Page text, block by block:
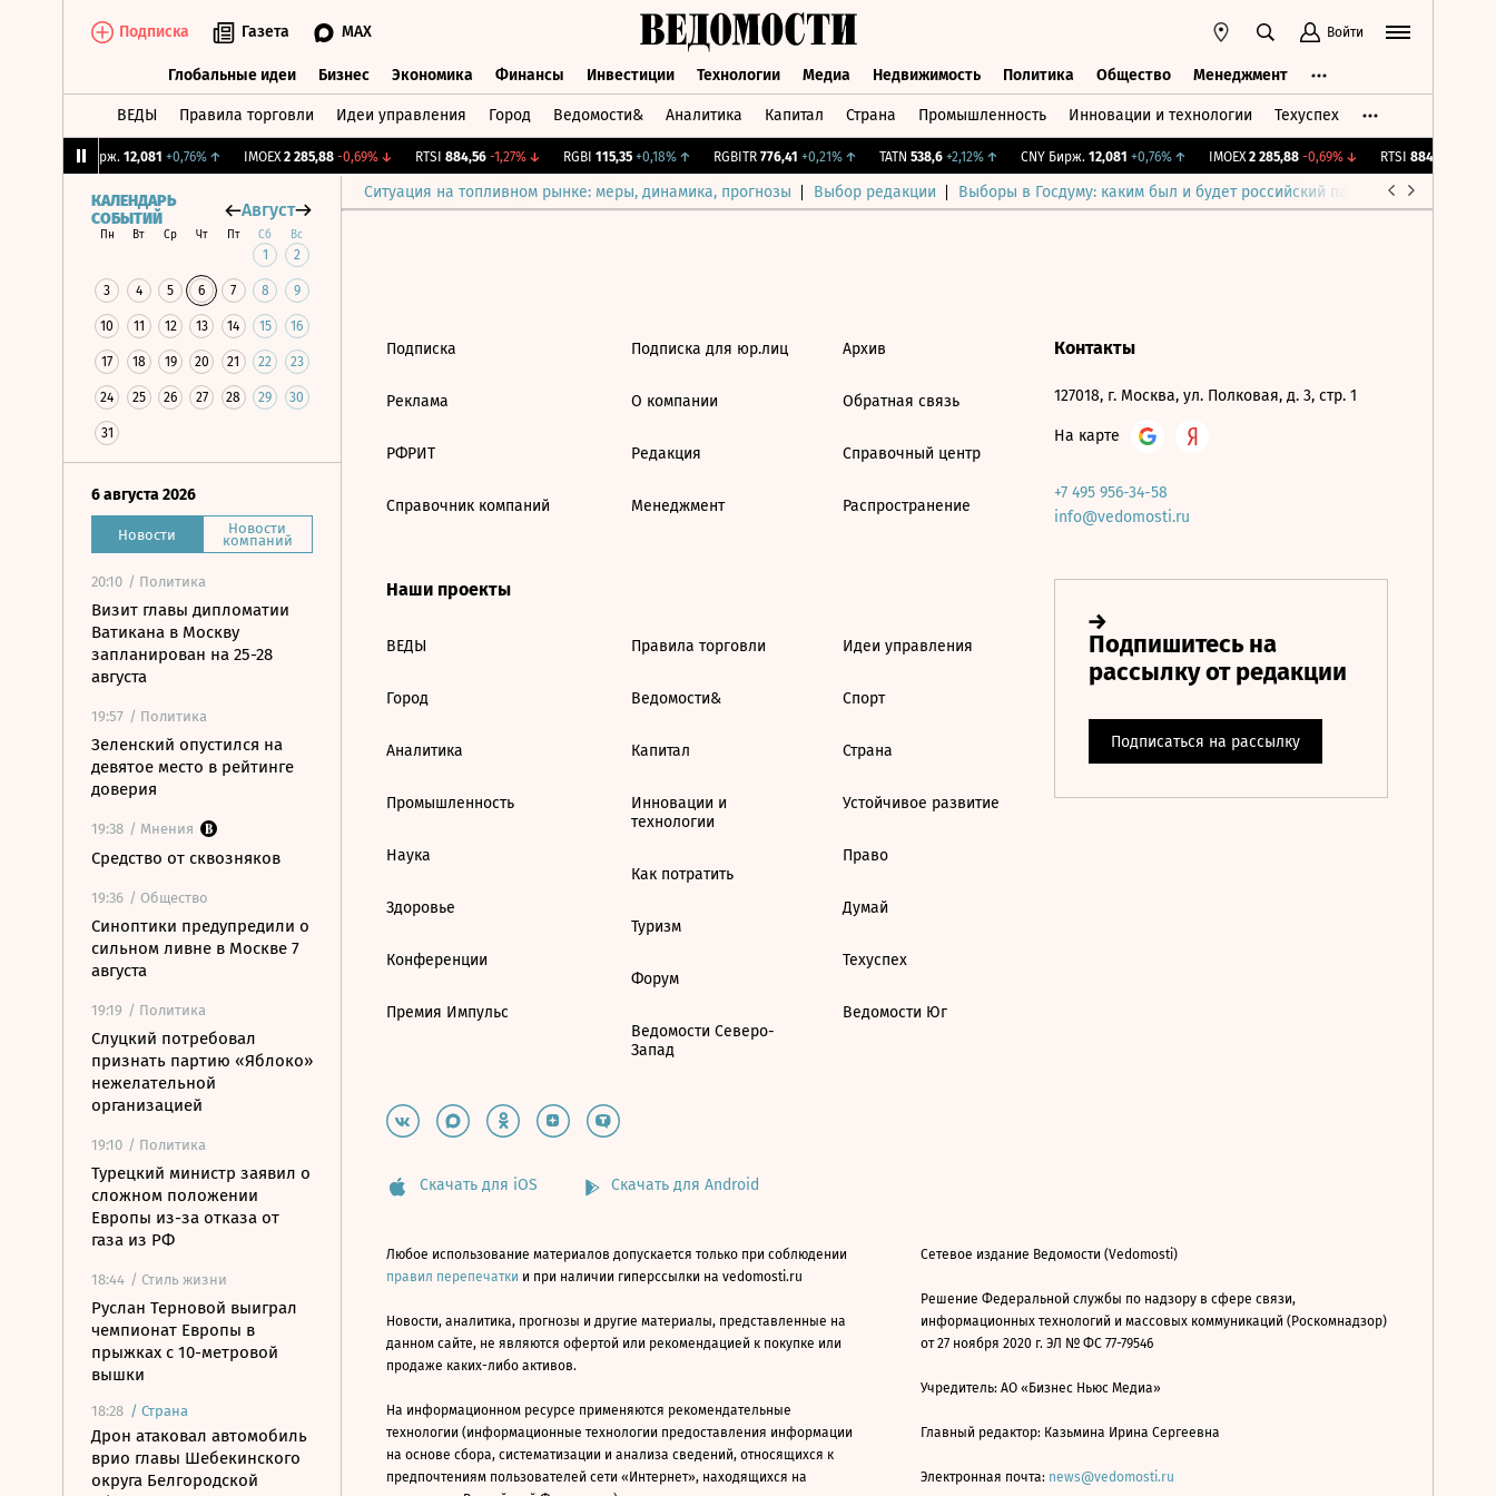
Подписка Газета MAX Войти
Глобальные идеи Бизнес Экономика Финансы Инвестиции Технологии Медиа Недвижимость Политика Общество Менеджмент
ВЕДЫ Правила торговли Идеи управления Город Ведомости& Аналитика Капитал Страна Промышленность Инновации и технологии Техуспех
CNY Бирж. 12,081 +0,76%↑ IMOEX 2 285,88 -0,69%↓ RTSI 884,56 -1,27%↓ RGBI 115,35 +0,18%↑ RGBITR 776,41 +0,21%↑ TATN 538,6 +2,12%↑ CNY Бирж. 12,081 +0,76%↑ IMOEX 2 285,88 -0,69%↓ RTSI 884,56
Ситуация на топливном рынке: меры, динамика, прогнозы Выбор редакции Выборы в Госдуму: каким был и будет российский парламент
КАЛЕНДАРЬ
СОБЫТИЙ
Август
Пн Вт Ср Чт Пт Сб Вс
1 2
3 4 5 6 7 8 9
10 11 12 13 14 15 16
17 18 19 20 21 22 23
24 25 26 27 28 29 30
31
6 августа 2026
Новости Новости
компаний
20:10 / Политика
Визит главы дипломатии
Ватикана в Москву
запланирован на 25-28
августа
19:57 / Политика
Зеленский опустился на
девятое место в рейтинге
доверия
19:38 / Мнения
Средство от сквозняков
19:36 / Общество
Синоптики предупредили о
сильном ливне в Москве 7
августа
19:19 / Политика
Слуцкий потребовал
признать партию «Яблоко»
нежелательной
организацией
19:10 / Политика
Турецкий министр заявил о
сложном положении
Европы из-за отказа от
газа из РФ
18:44 / Стиль жизни
Руслан Терновой выиграл
чемпионат Европы в
прыжках с 10-метровой
вышки
18:28 / Страна
Дрон атаковал автомобиль
врио главы Шебекинского
округа Белгородской
Подписка
Реклама
РФРИТ
Справочник компаний
Подписка для юр.лиц
О компании
Редакция
Менеджмент
Архив
Обратная связь
Справочный центр
Распространение
Наши проекты
ВЕДЫ
Город
Аналитика
Промышленность
Наука
Здоровье
Конференции
Премия Импульс
Правила торговли
Ведомости&
Капитал
Инновации и
технологии
Как потратить
Туризм
Форум
Ведомости Северо-
Запад
Идеи управления
Спорт
Страна
Устойчивое развитие
Право
Думай
Техуспех
Ведомости Юг
Контакты
127018, г. Москва, ул. Полковая, д. 3, стр. 1
На карте
+7 495 956-34-58
info@vedomosti.ru
Скачать для iOS Скачать для Android
Любое использование материалов допускается только при соблюдении
правил перепечатки и при наличии гиперссылки на vedomosti.ru
Новости, аналитика, прогнозы и другие материалы, представленные на
данном сайте, не являются офертой или рекомендацией к покупке или
продаже каких-либо активов.
На информационном ресурсе применяются рекомендательные
технологии (информационные технологии предоставления информации
на основе сбора, систематизации и анализа сведений, относящихся к
предпочтениям пользователей сети «Интернет», находящихся на
Сетевое издание Ведомости (Vedomosti)
Решение Федеральной службы по надзору в сфере связи,
информационных технологий и массовых коммуникаций (Роскомнадзор)
от 27 ноября 2020 г. ЭЛ № ФС 77-79546
Учредитель: АО «Бизнес Ньюс Медиа»
Главный редактор: Казьмина Ирина Сергеевна
Электронная почта: news@vedomosti.ru